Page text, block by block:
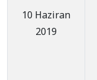
10 Haziran
2019